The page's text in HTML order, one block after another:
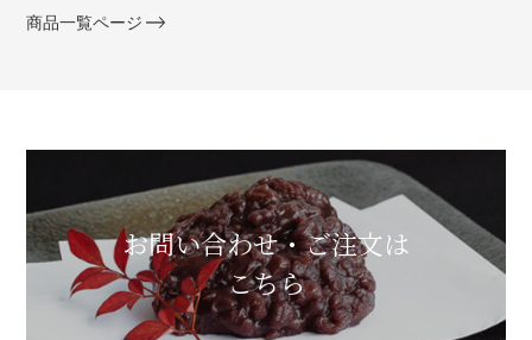
商品一覧ページ
お問い合わせ・ご注文は
こちら